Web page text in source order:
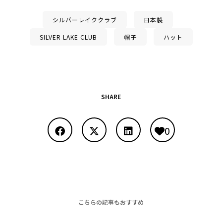
シルバーレイククラブ 日本製
SILVER LAKE CLUB 帽子 ハット
SHARE
0
こちらの記事もおすすめ